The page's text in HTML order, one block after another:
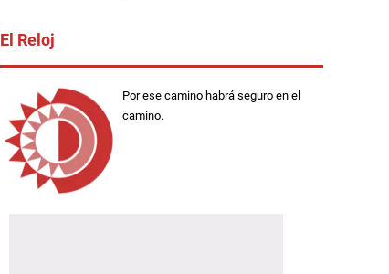
El Reloj
Por ese camino habrá seguro en el
camino.